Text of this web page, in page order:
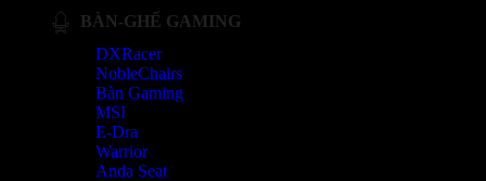
BÀN-GHẾ GAMING
DXRacer
NobleChairs
Bàn Gaming
MSI
E-Dra
Warrior
Anda Seat